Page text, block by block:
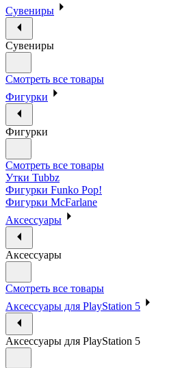
Сувениры
Сувениры
Смотреть все товары
Фигурки
Фигурки
Смотреть все товары
Утки Tubbz
Фигурки Funko Pop!
Фигурки McFarlane
Аксессуары
Аксессуары
Смотреть все товары
Аксессуары для PlayStation 5
Аксессуары для PlayStation 5